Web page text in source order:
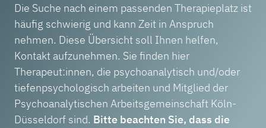
Die Suche nach einem passenden Therapieplatz ist
häufig schwierig und kann Zeit in Anspruch
nehmen. Diese Übersicht soll Ihnen helfen,
Kontakt aufzunehmen. Sie finden hier
Therapeut:innen, die psychoanalytisch und/oder
tiefenpsychologisch arbeiten und Mitglied der
Psychoanalytischen Arbeitsgemeinschaft Köln-
Düsseldorf sind. Bitte beachten Sie, dass die